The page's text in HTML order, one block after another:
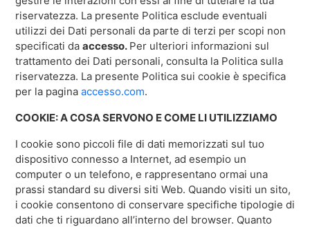
Biglietteria
Fiere e festival
Arti dello spettacolo
Sport
Stadi
Ospitalità
Ristoranti
Paradox
Passport
ShoWare
ingresso
LoQueue
App mobile
Freedom
Siriusware
riservatezza. La presente Politica esclude eventuali
utilizzi dei Dati personali da parte di terzi per scopi non
specificati da accesso. Per ulteriori informazioni sul
trattamento dei Dati personali, consulta la Politica sulla
riservatezza. La presente Politica sui cookie è specifica
per la pagina accesso.com.
COOKIE: A COSA SERVONO E COME LI UTILIZZIAMO
I cookie sono piccoli file di dati memorizzati sul tuo
dispositivo connesso a Internet, ad esempio un
computer o un telefono, e rappresentano ormai una
prassi standard su diversi siti Web. Quando visiti un sito,
i cookie consentono di conservare specifiche tipologie di
dati che ti riguardano all’interno del browser. Quanto